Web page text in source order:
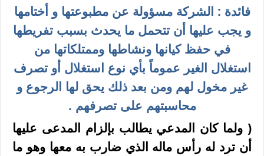
فائدة : الشركة مسؤولة عن مطبوعتها و أختامها
و يجب عليها أن تتحمل ما يحدث بسبب تفريطها
في حفظ كيانها ونشاطها وممتلكاتها من
استغلال الغير عموماً بأي نوع استغلال أو تصرف
غير مخول لهم ومن بعد ذلك يحق لها الرجوع و
محاسبتهم على تصرفهم .
( ولما كان المدعي يطالب بإلزام المدعى عليها
أن ترد له رأس ماله الذي ضارب به معها وهو ما